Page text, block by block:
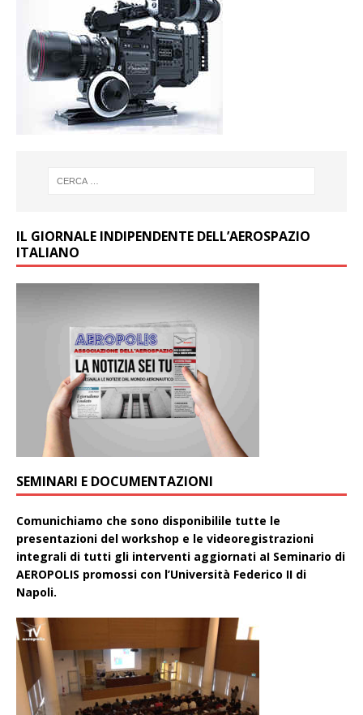
IL GIORNALE INDIPENDENTE DELL’AEROSPAZIO
ITALIANO
SEMINARI E DOCUMENTAZIONI
Comunichiamo che sono disponibilile tutte le
presentazioni del workshop e le videoregistrazioni
integrali di tutti gli interventi aggiornati aI Seminario di
AEROPOLIS promossi con l’Università Federico II di
Napoli.